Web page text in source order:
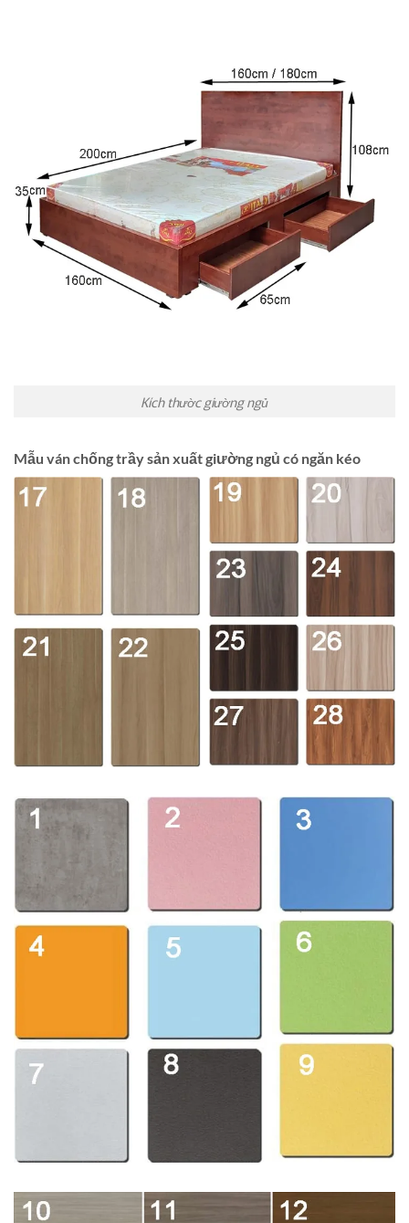
Kích thườc giường ngủ
Mẫu ván chống trầy sản xuất giường ngủ có ngăn kéo